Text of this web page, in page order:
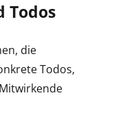
Todos
die
Todos,